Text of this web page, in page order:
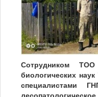
Сотрудником
биологических
специалистами